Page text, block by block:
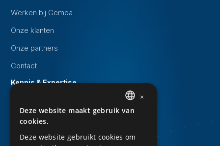
Werken bij Gemba
Onze klanten
Onze partners
Contact
Kennis & Expertise
Whitepapers
Kennisbank
DUTCH
×
Deze website maakt gebruik van
cookies.
Deze website gebruikt cookies om